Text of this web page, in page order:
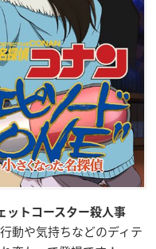
ットコースター殺人事
動や気持ちなどのディテ